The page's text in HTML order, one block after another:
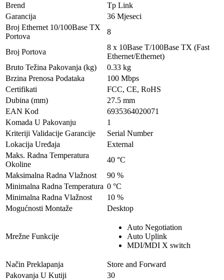
Brend
Tp Link
Garancija
36 Mjeseci
Broj Ethernet 10/100Base TX
Portova
8
Broj Portova
8 x 10Base T/100Base TX (Fast
Ethernet/Ethernet)
Bruto Težina Pakovanja (kg)
0.33 kg
Brzina Prenosa Podataka
100 Mbps
Certifikati
FCC, CE, RoHS
Dubina (mm)
27.5 mm
EAN Kod
6935364020071
Komada U Pakovanju
1
Kriteriji Validacije Garancije
Serial Number
Lokacija Uređaja
External
Maks. Radna Temperatura
Okoline
40 °C
Maksimalna Radna Vlažnost
90 %
Minimalna Radna Temperatura 0 °C
Minimalna Radna Vlažnost
10 %
Mogućnosti Montaže
Desktop
Mrežne Funkcije
Auto Negotiation
Auto Uplink
MDI/MDI X switch
Način Preklapanja
Store and Forward
Pakovanja U Kutiji
30